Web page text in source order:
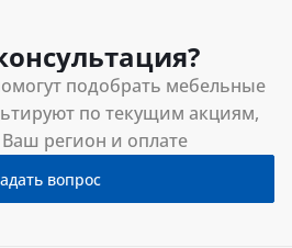
подобрать мебельные
по текущим акциям,
Ваш регион и оплате
вопрос